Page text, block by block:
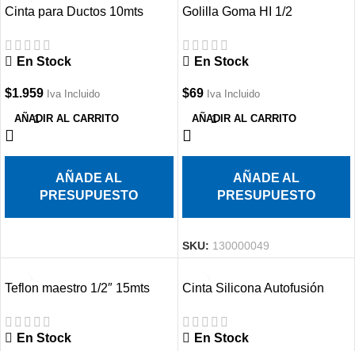
Cinta para Ductos 10mts
En Stock
$1.959 Iva Incluido
AÑADIR AL CARRITO
AÑADE AL
PRESUPUESTO
Golilla Goma HI 1/2
En Stock
$69 Iva Incluido
AÑADIR AL CARRITO
AÑADE AL
PRESUPUESTO
SKU: 130000049
Teflon maestro 1/2″ 15mts
En Stock
Cinta Silicona Autofusión
En Stock